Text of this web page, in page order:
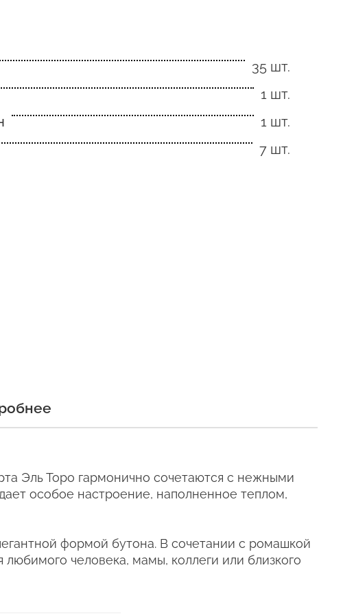
35 шт.
1 шт.
1 шт.
7 шт.
Эль Торо гармонично сочетаются с нежными
особое настроение, наполненное теплом,
формой бутона. В сочетании с ромашкой
человека, мамы, коллеги или близкого